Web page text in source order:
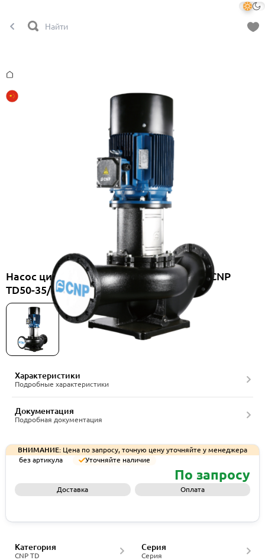
Насос циркуляционный вертикальный CNP
TD50-35/2SWSCJ
Характеристики
Подробные характеристики
Документация
Подробная документация
ВНИМАНИЕ: Цена по запросу, точную цену уточняйте у менеджера
без артикула
Уточняйте наличие
По запросу
Доставка Оплата
CNP TD
Категория
Серия
Серия